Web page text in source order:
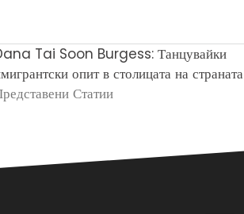
Tai Soon Burgess: Танцувайки
опит в столицата на страната
Статии